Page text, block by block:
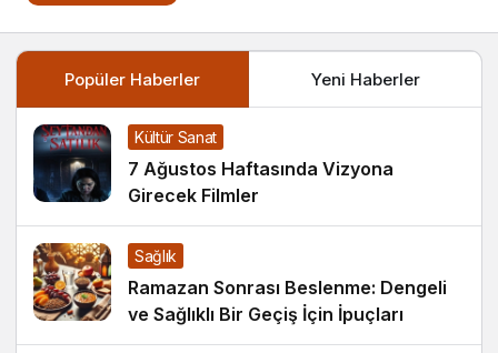
Popüler Haberler Yeni Haberler
Kültür Sanat
7 Ağustos Haftasında Vizyona
Girecek Filmler
Sağlık
Ramazan Sonrası Beslenme: Dengeli
ve Sağlıklı Bir Geçiş İçin İpuçları